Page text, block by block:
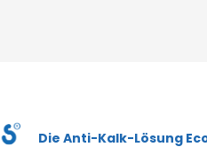
Die Anti-Kalk-Lösung